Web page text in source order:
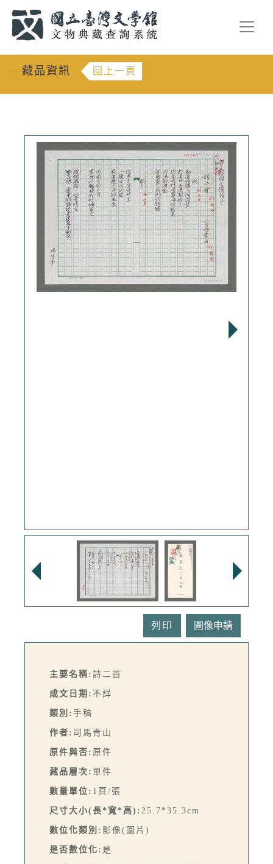
::: 藏品資訊 回上一頁
列印
主要名稱: 詩二首
成文日期: 不詳
類別: 手稿
作者: 司馬青山
原件與否: 原件
藏品層次: 單件
數量單位: 1頁/張
尺寸大小(長*寬*高): 25.7*35.3cm
數位化類別: 影像(圖片)
是否數位化: 是